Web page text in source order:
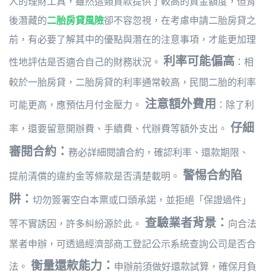
後潛藏的二胎房貸風險卻不容忽視，在考慮申請二胎房貸之
前，有必要了解其中的優點與潛在的注意事項，才能更加理
性地評估是否適合自己的財務狀況。 利率可能偏高 ：相
較於一胎房貸，二胎房貸的利率通常較高，民間二胎的利率
可能更高，應預估月付金壓力。 注意額外費用 ：除了利
率，還要留意開辦費、手續費、代辦費等額外支出。 仔細
審閱合約： 務必詳細閱讀合約，確認利率、還款期限、
提前清償的違約金等條款是否清楚載明。 警惕合約陷
阱： 切勿簽署空白本票或口頭承諾，並拒絕「保證過件」
等不實誘因，許多糾紛源於此。 查驗業者背景： 向合法
業者申辦，可透過經濟部商工登記公示系統查詢公司是否合
法。 衡量還款能力： 申辦前須做好還款試算，確保月負